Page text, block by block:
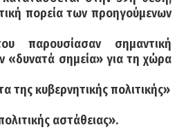
πορεία των προηγούμενων
παρουσίασαν σημαντική
«δυνατά σημεία» για τη χώρα
της κυβερνητικής πολιτικής»
αστάθειας».